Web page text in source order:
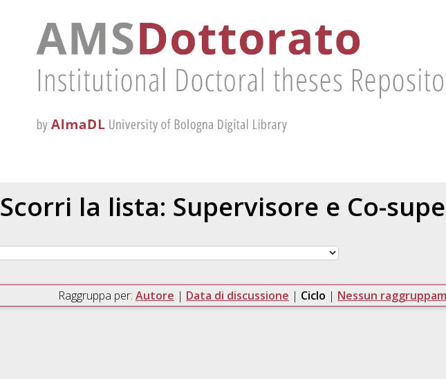
Scorri la lista: Supervisore e Co-
Raggruppa per: Autore | Data di discussione | Ciclo | Nessun